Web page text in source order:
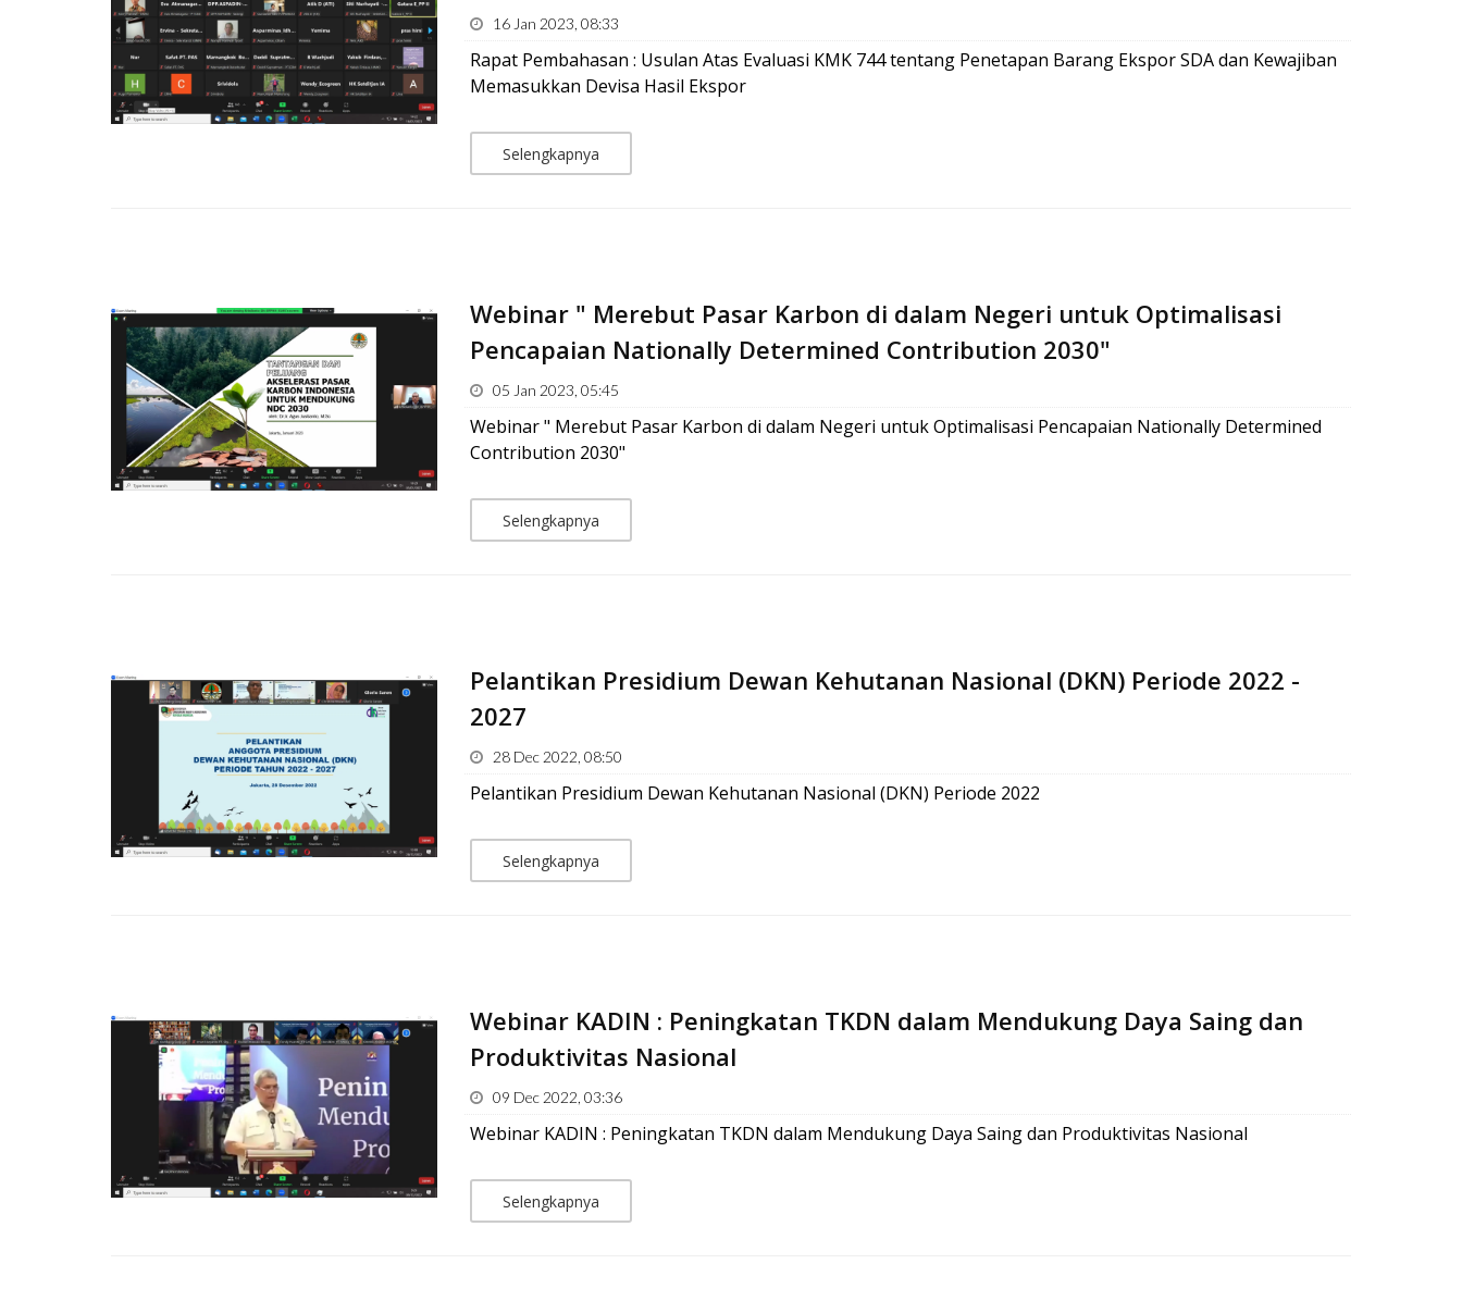
16 Jan 2023, 08:33
Rapat Pembahasan : Usulan Atas Evaluasi KMK 744 tentang Penetapan Barang Ekspor SDA dan Kewajiban
Memasukkan Devisa Hasil Ekspor
Selengkapnya
Webinar " Merebut Pasar Karbon di dalam Negeri untuk Optimalisasi
Pencapaian Nationally Determined Contribution 2030"
05 Jan 2023, 05:45
Webinar " Merebut Pasar Karbon di dalam Negeri untuk Optimalisasi Pencapaian Nationally Determined
Contribution 2030"
Selengkapnya
Pelantikan Presidium Dewan Kehutanan Nasional (DKN) Periode 2022 -
2027
28 Dec 2022, 08:50
Pelantikan Presidium Dewan Kehutanan Nasional (DKN) Periode 2022
Selengkapnya
Webinar KADIN : Peningkatan TKDN dalam Mendukung Daya Saing dan
Produktivitas Nasional
09 Dec 2022, 03:36
Webinar KADIN : Peningkatan TKDN dalam Mendukung Daya Saing dan Produktivitas Nasional
Selengkapnya